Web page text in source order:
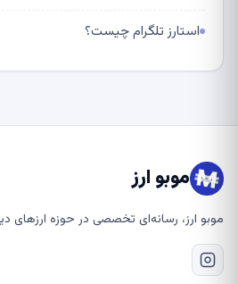
استارز تلگرام چیست؟
موبو ارز
موبو ارز، رسانه‌ای تخصصی در حوزه ارزهای